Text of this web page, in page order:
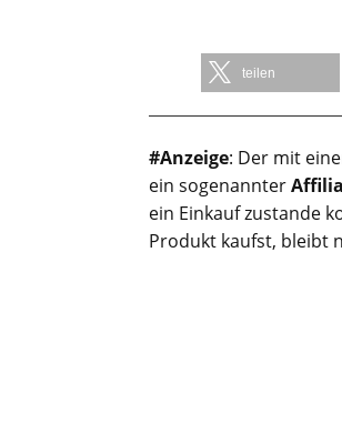
teilen
#Anzeige: Der mit
ein sogenannter
ein Einkauf zustande
Produkt kaufst, bleibt